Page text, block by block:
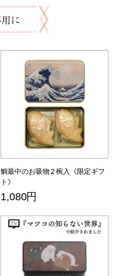
鯛最中のお吸物２椀入《限定ギフ
ト》
1,080円